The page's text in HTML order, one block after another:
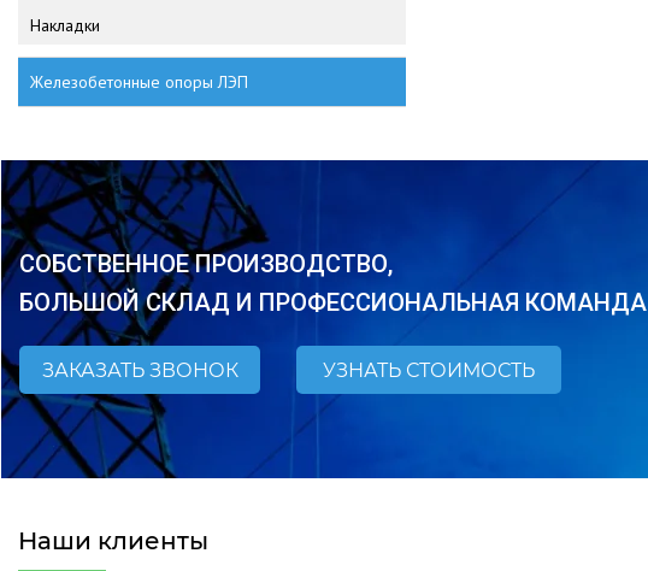
Накладки
Железобетонные опоры ЛЭП
СОБСТВЕННОЕ ПРОИЗВОДСТВО,
БОЛЬШОЙ СКЛАД И ПРОФЕССИОНАЛЬНАЯ КОМАНДА
ЗАКАЗАТЬ ЗВОНОК УЗНАТЬ СТОИМОСТЬ
Наши клиенты